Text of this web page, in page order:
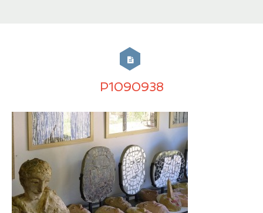
P1090938